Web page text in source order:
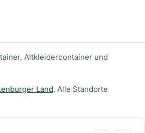
Altkleidercontainer und
Land. Alle Standorte